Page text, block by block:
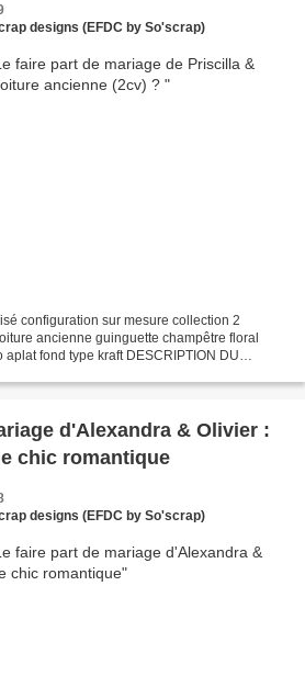
designs (EFDC by So'scrap)
configuration sur mesure collection 2
ancienne guinguette champêtre floral
fond type kraft DESCRIPTION DU
d'Alexandra & Olivier :
chic romantique
designs (EFDC by So'scrap)